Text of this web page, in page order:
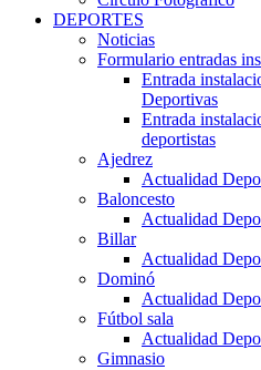
DEPORTES
Noticias
Formulario entradas
Entrada
Deportivas
Entrada
deportistas
Ajedrez
Actualidad
Baloncesto
Actualidad
Billar
Actualidad
Dominó
Actualidad
Fútbol sala
Actualidad
Gimnasio